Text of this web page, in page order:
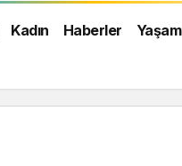
Kadın Haberler Yaşam